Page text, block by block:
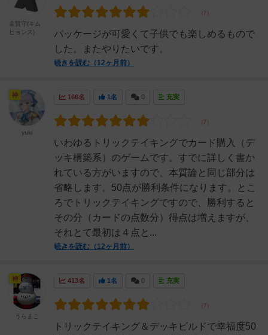
パッケージが可愛くて子供でも楽しめるもので
した。またやりたいです。
続きを読む（12ヶ月前）
金賢守(キム
ヒョンス)
166名 1名 0 充実
いわゆるトリックテイキングでカード購入（デ
ッキ構築系）のゲームです。すでに詳しく書か
れている方がいますので、本質論と同じ部分は
省略します。50点が勝利条件になります。とこ
ろでトリックテイキングですので、勝利すると
その分（カードの点数分）得点は増えますが、
それとて最初は４点と...
続きを読む（12ヶ月前）
神
yuki
413名 1名 0 充実
トリックテイキング＆デッキビルドで幸福度50
神
うらまこ